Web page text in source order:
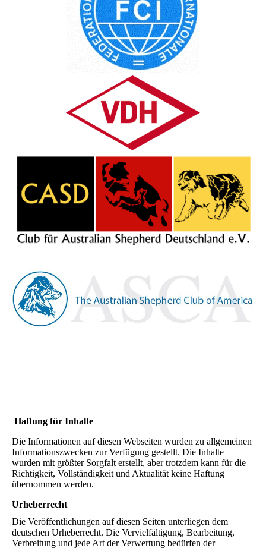
Haftung für Inhalte
Die Informationen auf diesen Webseiten wurden zu allgemeinen
Informationszwecken zur Verfügung gestellt. Die Inhalte
wurden mit größter Sorgfalt erstellt, aber trotzdem kann für die
Richtigkeit, Vollständigkeit und Aktualität keine Haftung
übernommen werden.
Urheberrecht
Die Veröffentlichungen auf diesen Seiten unterliegen dem
deutschen Urheberrecht. Die Vervielfältigung, Bearbeitung,
Verbreitung und jede Art der Verwertung bedürfen der